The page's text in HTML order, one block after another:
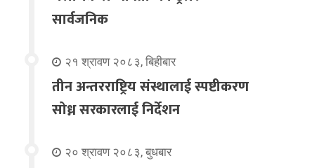
सार्वजनिक
२१ श्रावण २०८३, बिहीबार
तीन अन्तरराष्ट्रिय संस्थालाई स्पष्टीकरण
सोध्न सरकारलाई निर्देशन
२० श्रावण २०८३, बुधबार